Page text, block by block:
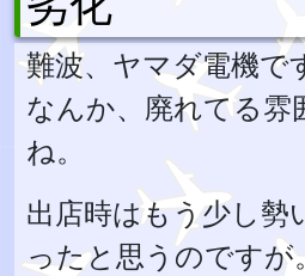
難波、ヤマダ電機で
なんか、廃れてる雰
ね。
出店時はもう少し勢
ったと思うのですが。